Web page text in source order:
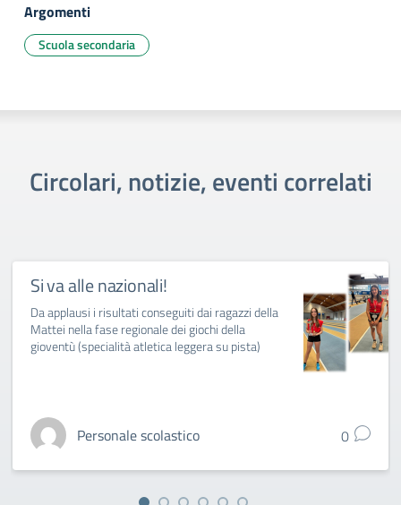
Argomenti
Scuola secondaria
Circolari, notizie, eventi correlati
Si va alle nazionali!
Da applausi i risultati conseguiti dai ragazzi della
Mattei nella fase regionale dei giochi della
gioventù (specialità atletica leggera su pista)
Personale scolastico 0